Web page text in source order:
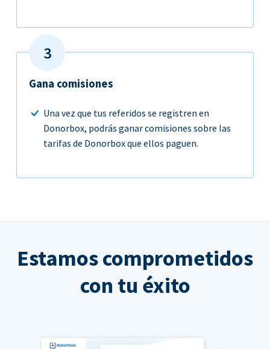
Gana comisiones
Una vez que tus referidos se registren en
Donorbox, podrás ganar comisiones sobre las
tarifas de Donorbox que ellos paguen.
Estamos comprometidos
con tu éxito